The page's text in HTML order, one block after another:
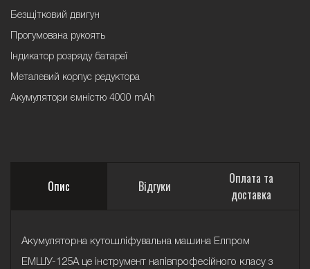
Безщітковий двигун
Прогумована рукоять
Індикатор розряду батареї
Металевий корпус редуктора
Акумулятори ємністю 4000 mAh
Опис Відгуки
Оплата та
доставка
Акумуляторна кутошліфувальна машина Елпром
ЕМШУ-125А це інструмент напівпрофесійного класу з